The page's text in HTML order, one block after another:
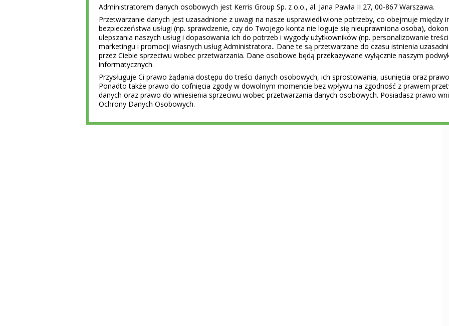
Administratorem danych osobowych jest Kerris Group Sp. z o.o., al. Jana Pawła II 27, 00-867 Warszawa.
Przetwarzanie danych jest uzasadnione z uwagi na nasze usprawiedliwione potrzeby, co obejmuje między
bezpieczeństwa usługi (np. sprawdzenie, czy do Twojego konta nie loguje się nieuprawniona osoba),
ulepszania naszych usług i dopasowania ich do potrzeb i wygody użytkowników (np. personalizowanie
marketingu i promocji własnych usług Administratora.. Dane te są przetwarzane do czasu istnienia
przez Ciebie sprzeciwu wobec przetwarzania. Dane osobowe będą przekazywane wyłącznie naszym
informatycznych.
Przysługuje Ci prawo żądania dostępu do treści danych osobowych, ich sprostowania, usunięcia oraz
Ponadto także prawo do cofnięcia zgody w dowolnym momencie bez wpływu na zgodność z prawem
danych oraz prawo do wniesienia sprzeciwu wobec przetwarzania danych osobowych. Posiadasz prawo
Ochrony Danych Osobowych.